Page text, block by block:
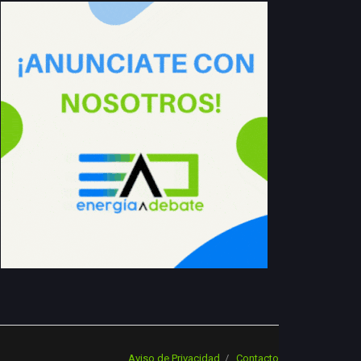
Aviso de Privacidad Contacto